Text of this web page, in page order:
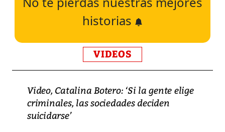
historias
VIDEOS
Video, Catalina Botero: ‘Si la gente elige
criminales, las sociedades deciden
suicidarse’